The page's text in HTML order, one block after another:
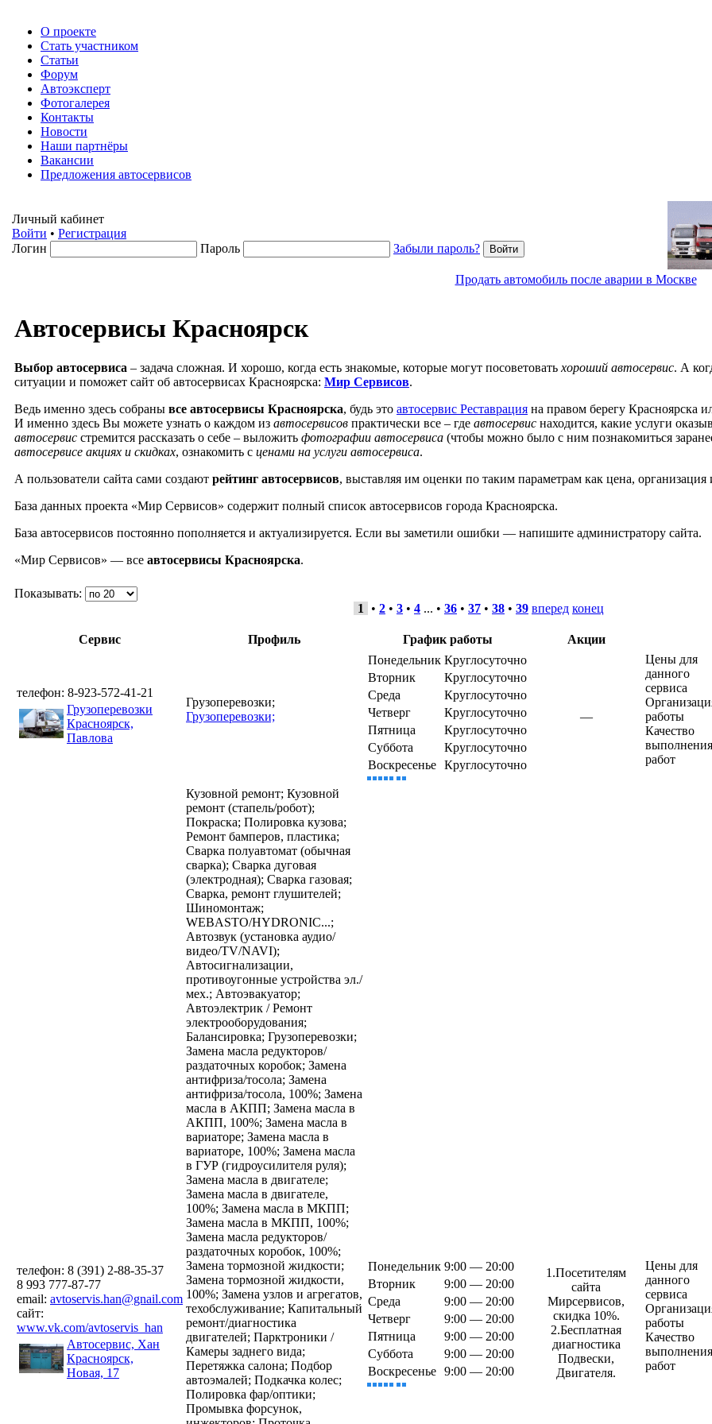
О проекте
Стать участником
Статьи
Форум
Автоэксперт
Фотогалерея
Контакты
Новости
Наши партнёры
Вакансии
Предложения автосервисов
Личный кабинет
Войти • Регистрация
Логин
Пароль Забыли пароль?
Продать автомобиль после аварии в Москве
Автосервисы Красноярск
Выбор автосервиса – задача сложная. И хорошо, когда есть знакомые, которые могут посоветовать хороший автосервис. А
ситуации и поможет сайт об автосервисах Красноярска: Мир Сервисов.
Ведь именно здесь собраны все автосервисы Красноярска, будь это автосервис Реставрация на правом берегу Красноярска
И именно здесь Вы можете узнать о каждом из автосервисов практически все – где автосервис находится, какие услуги
автосервис стремится рассказать о себе – выложить фотографии автосервиса (чтобы можно было с ним познакомиться
автосервисе акциях и скидках, ознакомить с ценами на услуги автосервиса.
А пользователи сайта сами создают рейтинг автосервисов, выставляя им оценки по таким параметрам как цена, организация
База данных проекта «Мир Сервисов» содержит полный список автосервисов города Красноярска.
База автосервисов постоянно пополняется и актуализируется. Если вы заметили ошибки — напишите администратору сайта.
«Мир Сервисов» — все автосервисы Красноярска.
Показывать:
1
• 2 • 3 • 4 ... • 36 • 37 • 38 • 39 вперед конец
Сервис Профиль График работы Акции
телефон: 8-923-572-41-21
Грузоперевозки
Красноярск,
Павлова
Грузоперевозки;
Грузоперевозки;
Понедельник Круглосуточно
Вторник
Круглосуточно
Среда
Круглосуточно
Четверг
Круглосуточно
Пятница
Круглосуточно
Суббота
Круглосуточно
Воскресенье Круглосуточно
—
Цены для
данного
сервиса
работы
Качество
выполнения
работ
телефон: 8 (391) 2-88-35-37
8 993 777-87-77
email: avtoservis.han@gnail.com
сайт:
www.vk.com/avtoservis_han
Автосервис, Хан
Красноярск,
Новая, 17
Кузовной ремонт; Кузовной
ремонт (стапель/робот);
Покраска; Полировка кузова;
Ремонт бамперов, пластика;
Cварка полуавтомат (обычная
сварка); Cварка дуговая
(электродная); Cварка газовая;
Cварка, ремонт глушителей;
Шиномонтаж;
WEBASTO/HYDRONIC...;
Автозвук (установка аудио/
видео/TV/NAVI);
Автосигнализации,
противоугонные устройства эл./
мех.; Автоэвакуатор;
Автоэлектрик / Ремонт
электрооборудования;
Балансировка; Грузоперевозки;
Замена масла редукторов/
раздаточных коробок; Замена
антифриза/тосола; Замена
антифриза/тосола, 100%; Замена
масла в АКПП; Замена масла в
АКПП, 100%; Замена масла в
вариаторе; Замена масла в
вариаторе, 100%; Замена масла
в ГУР (гидроусилителя руля);
Замена масла в двигателе;
Замена масла в двигателе,
100%; Замена масла в МКПП;
Замена масла в МКПП, 100%;
Замена масла редукторов/
раздаточных коробок, 100%;
Замена тормозной жидкости;
Замена тормозной жидкости,
100%; Замена узлов и агрегатов,
техобслуживание; Капитальный
ремонт/диагностика
двигателей; Парктроники /
Камеры заднего вида;
Перетяжка салона; Подбор
автоэмалей; Подкачка колес;
Полировка фар/оптики;
Промывка форсунок,
Понедельник 9:00 — 20:00
Вторник
9:00 — 20:00
Среда
9:00 — 20:00
Четверг
9:00 — 20:00
Пятница
9:00 — 20:00
Суббота
9:00 — 20:00
Воскресенье 9:00 — 20:00
1.Посетителям
сайта
Мирсервисов,
скидка 10%.
2.Бесплатная
диагностика
Подвески,
Двигателя.
Цены для
данного
сервиса
работы
Качество
выполнения
работ